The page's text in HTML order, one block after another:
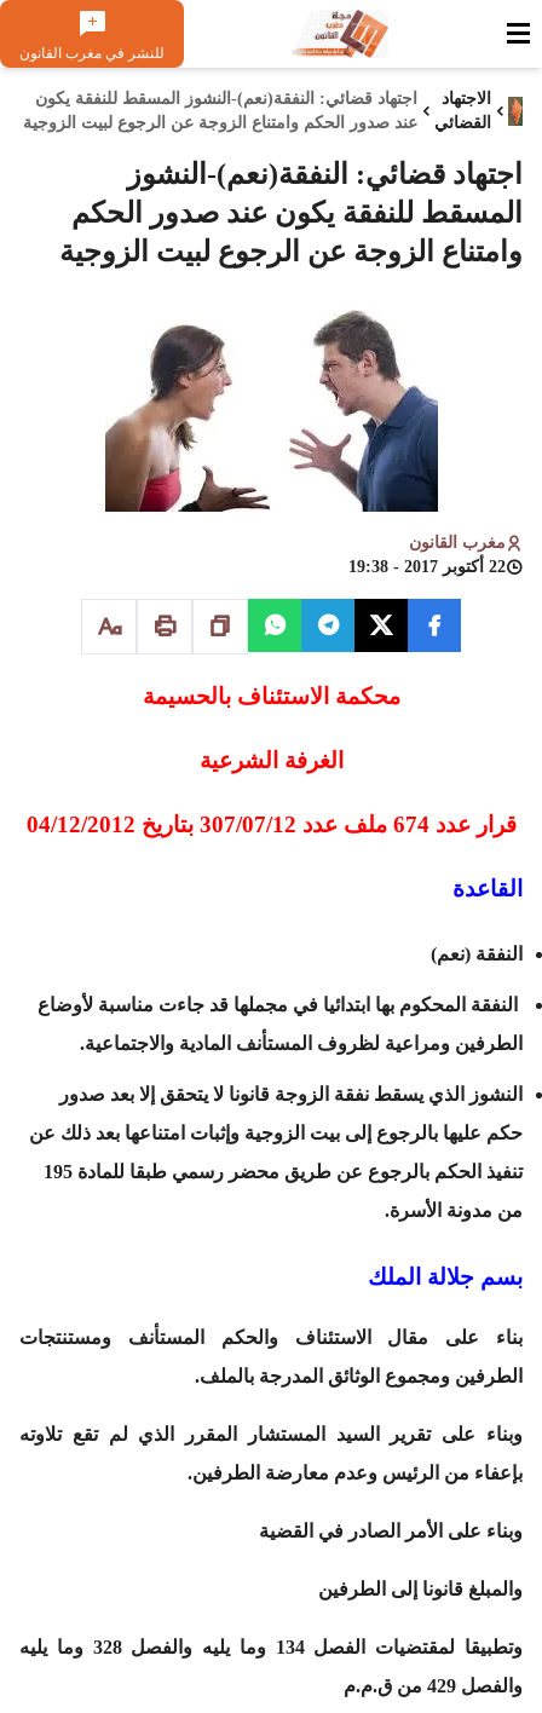
للنشر في مغرب القانون
الاجتهاد
القضائي
اجتهاد قضائي: النفقة(نعم)-النشوز المسقط للنفقة يكون
عند صدور الحكم وامتناع الزوجة عن الرجوع لبيت الزوجية
اجتهاد قضائي: النفقة(نعم)-النشوز
المسقط للنفقة يكون عند صدور الحكم
وامتناع الزوجة عن الرجوع لبيت الزوجية
مغرب القانون
22 أكتوبر 2017 - 19:38
محكمة الاستئناف بالحسيمة
الغرفة الشرعية
قرار عدد 674 ملف عدد 307/07/12 بتاريخ 04/12/2012
القاعدة
النفقة (نعم)
النفقة المحكوم بها ابتدائيا في مجملها قد جاءت مناسبة لأوضاع
الطرفين ومراعية لظروف المستأنف المادية والاجتماعية.
النشوز الذي يسقط نفقة الزوجة قانونا لا يتحقق إلا بعد صدور
حكم عليها بالرجوع إلى بيت الزوجية وإثبات امتناعها بعد ذلك عن
تنفيذ الحكم بالرجوع عن طريق محضر رسمي طبقا للمادة 195
من مدونة الأسرة.
بسم جلالة الملك
بناء على مقال الاستئناف والحكم المستأنف ومستنتجات
الطرفين ومجموع الوثائق المدرجة بالملف.
وبناء على تقرير السيد المستشار المقرر الذي لم تقع تلاوته
بإعفاء من الرئيس وعدم معارضة الطرفين.
وبناء على الأمر الصادر في القضية
والمبلغ قانونا إلى الطرفين
وتطبيقا لمقتضيات الفصل 134 وما يليه والفصل 328 وما يليه
والفصل 429 من ق.م.م